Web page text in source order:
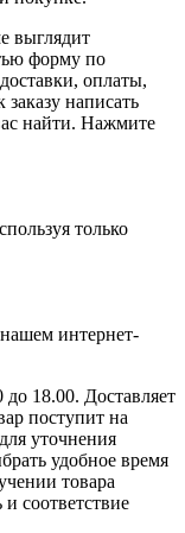
выглядит
форму по
оплаты,
написать
найти. Нажмите
только
интернет-
до 18.00. Доставляет
поступит на
уточнения
удобное время
товара
соответствие